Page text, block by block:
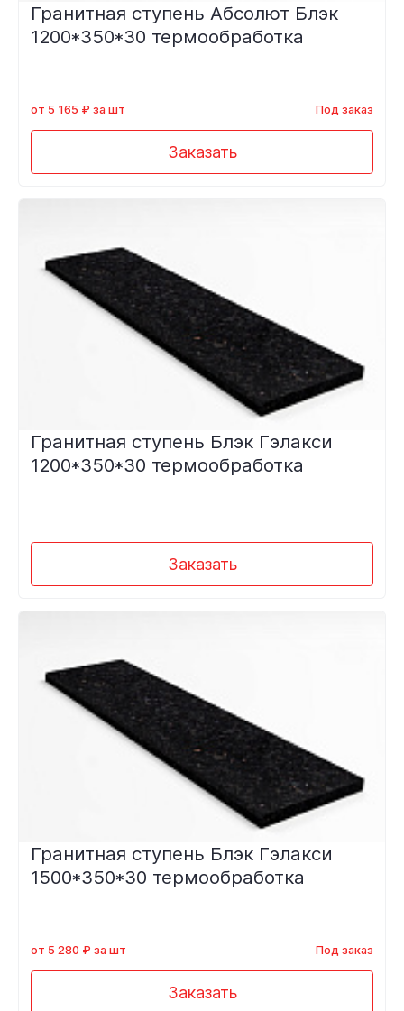
Гранитная ступень Абсолют Блэк
1200*350*30 термообработка
от 5 165 ₽ за шт Под заказ
Заказать
Гранитная ступень Блэк Гэлакси
1200*350*30 термообработка
Заказать
Гранитная ступень Блэк Гэлакси
1500*350*30 термообработка
от 5 280 ₽ за шт Под заказ
Заказать